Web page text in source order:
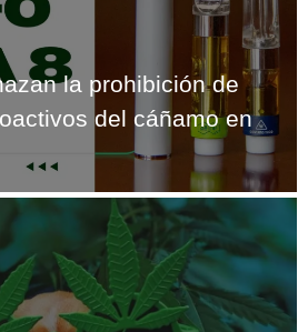
la prohibición de
del cáñamo en